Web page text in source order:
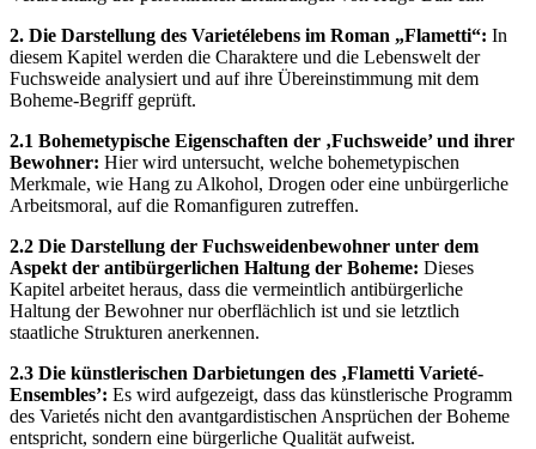
2. Die Darstellung des Varietélebens im Roman „Flametti“: In
diesem Kapitel werden die Charaktere und die Lebenswelt der
Fuchsweide analysiert und auf ihre Übereinstimmung mit dem
Boheme-Begriff geprüft.
2.1 Bohemetypische Eigenschaften der ‚Fuchsweide’ und ihrer
Bewohner: Hier wird untersucht, welche bohemetypischen
Merkmale, wie Hang zu Alkohol, Drogen oder eine unbürgerliche
Arbeitsmoral, auf die Romanfiguren zutreffen.
2.2 Die Darstellung der Fuchsweidenbewohner unter dem
Aspekt der antibürgerlichen Haltung der Boheme: Dieses
Kapitel arbeitet heraus, dass die vermeintlich antibürgerliche
Haltung der Bewohner nur oberflächlich ist und sie letztlich
staatliche Strukturen anerkennen.
2.3 Die künstlerischen Darbietungen des ‚Flametti Varieté-
Ensembles’: Es wird aufgezeigt, dass das künstlerische Programm
des Varietés nicht den avantgardistischen Ansprüchen der Boheme
entspricht, sondern eine bürgerliche Qualität aufweist.